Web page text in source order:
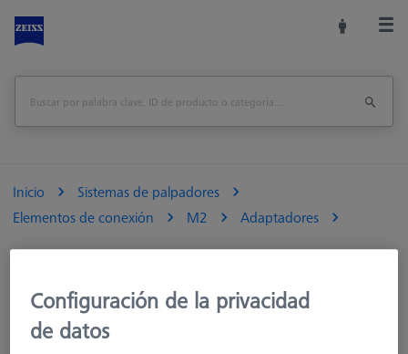
Inicio
Sistemas de palpadores
Elementos de conexión
M2 Adaptadores
Configuración de la privacidad
de datos